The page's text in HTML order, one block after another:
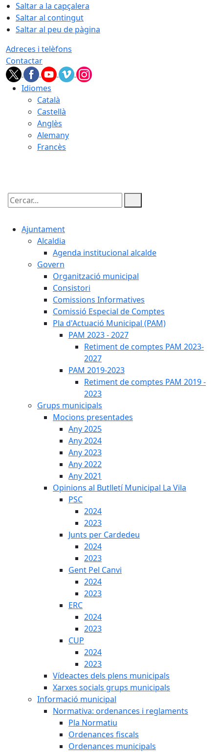
Saltar a la capçalera
Saltar al contingut
Saltar al peu de pàgina
Adreces i telèfons
Contactar
Idiomes
Català
Castellà
Anglès
Alemany
Francès
Cercar:
Ajuntament
Alcaldia
Agenda institucional alcalde
Govern
Organització municipal
Consistori
Comissions Informatives
Comissió Especial de Comptes
Pla d'Actuació Municipal (PAM)
PAM 2023 - 2027
Retiment de comptes PAM 2023-
2027
PAM 2019-2023
Retiment de comptes PAM 2019 -
2023
Grups municipals
Mocions presentades
Any 2025
Any 2024
Any 2023
Any 2022
Any 2021
Opinions al Butlletí Municipal La Vila
PSC
2024
2023
Junts per Cardedeu
2024
2023
Gent Pel Canvi
2024
2023
ERC
2024
2023
CUP
2024
2023
Vídeactes dels plens municipals
Xarxes socials grups municipals
Informació municipal
Normativa: ordenances i reglaments
Pla Normatiu
Ordenances fiscals
Ordenances municipals